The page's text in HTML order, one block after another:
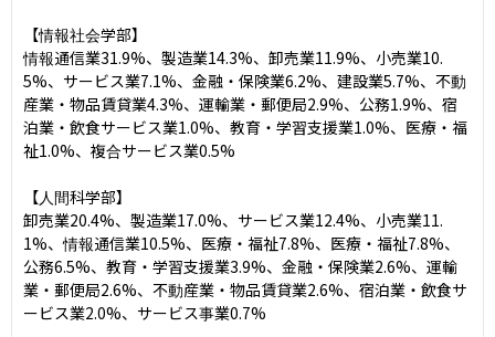
【情報社会学部】
情報通信業31.9%、製造業14.3%、卸売業11.9%、小売業10.
5%、サービス業7.1%、金融・保険業6.2%、建設業5.7%、不動
産業・物品賃貸業4.3%、運輸業・郵便局2.9%、公務1.9%、宿
泊業・飲食サービス業1.0%、教育・学習支援業1.0%、医療・福
祉1.0%、複合サービス業0.5%
【人間科学部】
卸売業20.4%、製造業17.0%、サービス業12.4%、小売業11.
1%、情報通信業10.5%、医療・福祉7.8%、医療・福祉7.8%、
公務6.5%、教育・学習支援業3.9%、金融・保険業2.6%、運輸
業・郵便局2.6%、不動産業・物品賃貸業2.6%、宿泊業・飲食サ
ービス業2.0%、サービス事業0.7%